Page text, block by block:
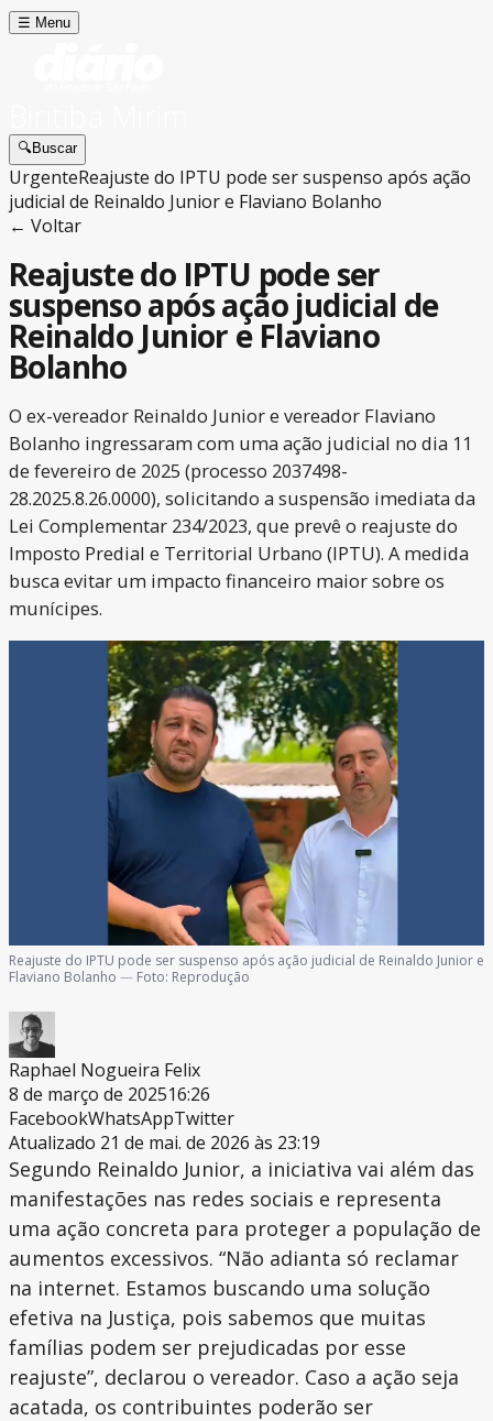
☰ Menu
🔍Buscar
UrgenteReajuste do IPTU pode ser suspenso após ação
judicial de Reinaldo Junior e Flaviano Bolanho
← Voltar
Reajuste do IPTU pode ser
suspenso após ação judicial de
Reinaldo Junior e Flaviano
Bolanho
O ex-vereador Reinaldo Junior e vereador Flaviano
Bolanho ingressaram com uma ação judicial no dia 11
de fevereiro de 2025 (processo 2037498-
28.2025.8.26.0000), solicitando a suspensão imediata da
Lei Complementar 234/2023, que prevê o reajuste do
Imposto Predial e Territorial Urbano (IPTU). A medida
busca evitar um impacto financeiro maior sobre os
munícipes.
Reajuste do IPTU pode ser suspenso após ação judicial de Reinaldo Junior e
Flaviano Bolanho — Foto: Reprodução
Raphael Nogueira Felix
8 de março de 202516:26
FacebookWhatsAppTwitter
Atualizado 21 de mai. de 2026 às 23:19
Segundo Reinaldo Junior, a iniciativa vai além das
manifestações nas redes sociais e representa
uma ação concreta para proteger a população de
aumentos excessivos. “Não adianta só reclamar
na internet. Estamos buscando uma solução
efetiva na Justiça, pois sabemos que muitas
famílias podem ser prejudicadas por esse
reajuste”, declarou o vereador. Caso a ação seja
acatada, os contribuintes poderão ser